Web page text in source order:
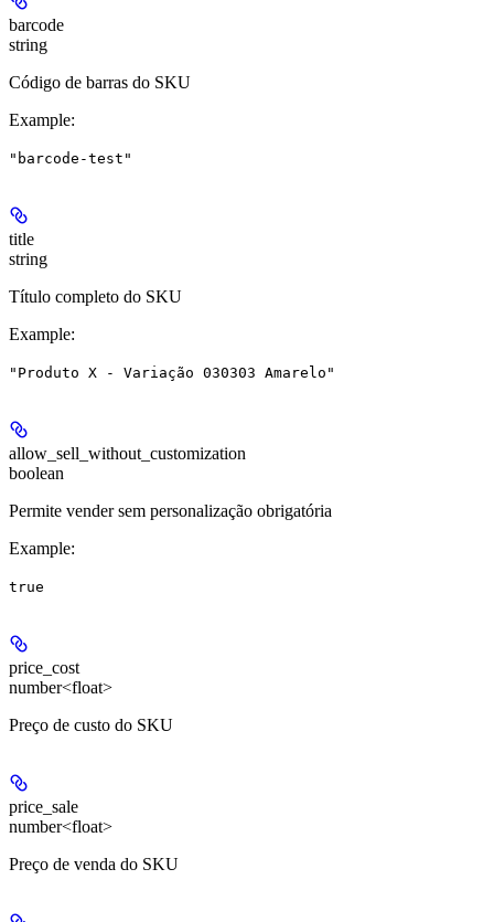
barcode
string
Código de barras do SKU
Example:
"barcode-test"
title
string
Título completo do SKU
Example:
"Produto X - Variação 030303 Amarelo"
allow_sell_without_customization
boolean
Permite vender sem personalização obrigatória
Example:
true
price_cost
number<float>
Preço de custo do SKU
price_sale
number<float>
Preço de venda do SKU